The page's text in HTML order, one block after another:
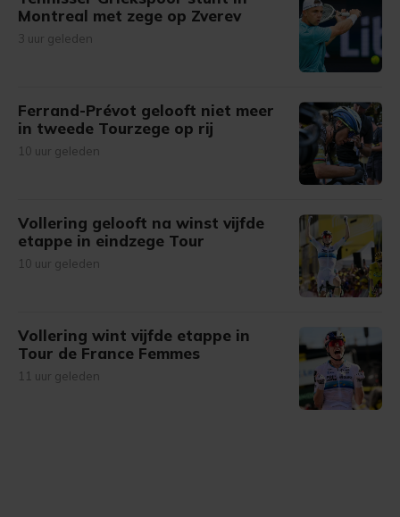
Montreal met zege op Zverev
3 uur geleden
Ferrand-Prévot gelooft niet meer
in tweede Tourzege op rij
10 uur geleden
Vollering gelooft na winst vijfde
etappe in eindzege Tour
10 uur geleden
Vollering wint vijfde etappe in
Tour de France Femmes
11 uur geleden